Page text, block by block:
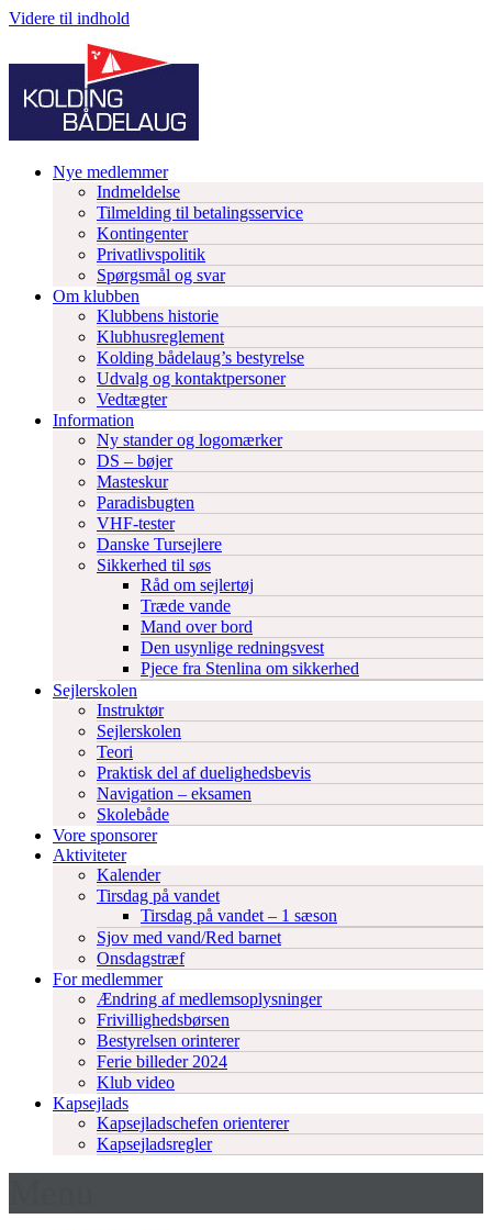
Videre til indhold
Nye medlemmer
Indmeldelse
Tilmelding til betalingsservice
Kontingenter
Privatlivspolitik
Spørgsmål og svar
Om klubben
Klubbens historie
Klubhusreglement
Kolding bådelaug’s bestyrelse
Udvalg og kontaktpersoner
Vedtægter
Information
Ny stander og logomærker
DS – bøjer
Masteskur
Paradisbugten
VHF-tester
Danske Tursejlere
Sikkerhed til søs
Råd om sejlertøj
Træde vande
Mand over bord
Den usynlige redningsvest
Pjece fra Stenlina om sikkerhed
Sejlerskolen
Instruktør
Sejlerskolen
Teori
Praktisk del af duelighedsbevis
Navigation – eksamen
Skolebåde
Vore sponsorer
Aktiviteter
Kalender
Tirsdag på vandet
Tirsdag på vandet – 1 sæson
Sjov med vand/Red barnet
Onsdagstræf
For medlemmer
Ændring af medlemsoplysninger
Frivillighedsbørsen
Bestyrelsen orinterer
Ferie billeder 2024
Klub video
Kapsejlads
Kapsejladschefen orienterer
Kapsejladsregler